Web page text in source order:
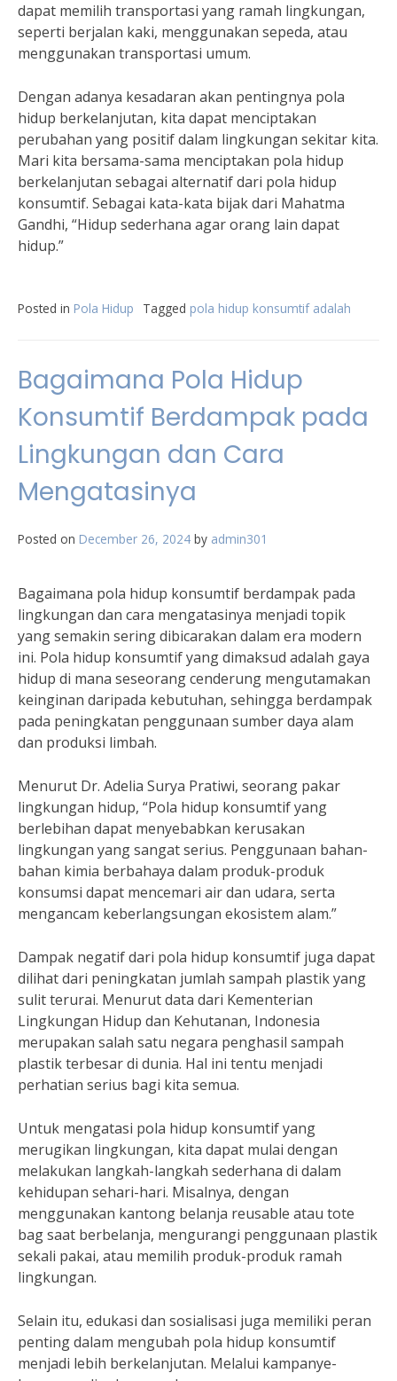
dapat memilih transportasi yang ramah lingkungan,
seperti berjalan kaki, menggunakan sepeda, atau
menggunakan transportasi umum.
Dengan adanya kesadaran akan pentingnya pola
hidup berkelanjutan, kita dapat menciptakan
perubahan yang positif dalam lingkungan sekitar kita.
Mari kita bersama-sama menciptakan pola hidup
berkelanjutan sebagai alternatif dari pola hidup
konsumtif. Sebagai kata-kata bijak dari Mahatma
Gandhi, “Hidup sederhana agar orang lain dapat
hidup.”
Posted in Pola Hidup Tagged pola hidup konsumtif adalah
Bagaimana Pola Hidup
Konsumtif Berdampak pada
Lingkungan dan Cara
Mengatasinya
Posted on December 26, 2024 by admin301
Bagaimana pola hidup konsumtif berdampak pada
lingkungan dan cara mengatasinya menjadi topik
yang semakin sering dibicarakan dalam era modern
ini. Pola hidup konsumtif yang dimaksud adalah gaya
hidup di mana seseorang cenderung mengutamakan
keinginan daripada kebutuhan, sehingga berdampak
pada peningkatan penggunaan sumber daya alam
dan produksi limbah.
Menurut Dr. Adelia Surya Pratiwi, seorang pakar
lingkungan hidup, “Pola hidup konsumtif yang
berlebihan dapat menyebabkan kerusakan
lingkungan yang sangat serius. Penggunaan bahan-
bahan kimia berbahaya dalam produk-produk
konsumsi dapat mencemari air dan udara, serta
mengancam keberlangsungan ekosistem alam.”
Dampak negatif dari pola hidup konsumtif juga dapat
dilihat dari peningkatan jumlah sampah plastik yang
sulit terurai. Menurut data dari Kementerian
Lingkungan Hidup dan Kehutanan, Indonesia
merupakan salah satu negara penghasil sampah
plastik terbesar di dunia. Hal ini tentu menjadi
perhatian serius bagi kita semua.
Untuk mengatasi pola hidup konsumtif yang
merugikan lingkungan, kita dapat mulai dengan
melakukan langkah-langkah sederhana di dalam
kehidupan sehari-hari. Misalnya, dengan
menggunakan kantong belanja reusable atau tote
bag saat berbelanja, mengurangi penggunaan plastik
sekali pakai, atau memilih produk-produk ramah
lingkungan.
Selain itu, edukasi dan sosialisasi juga memiliki peran
penting dalam mengubah pola hidup konsumtif
menjadi lebih berkelanjutan. Melalui kampanye-